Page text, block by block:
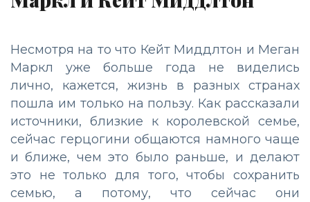
Несмотря на то что Кейт Миддлтон и Меган
Маркл уже больше года не виделись
лично, кажется, жизнь в разных странах
пошла им только на пользу. Как рассказали
источники, близкие к королевской семье,
сейчас герцогини общаются намного чаще
и ближе, чем это было раньше, и делают
это не только для того, чтобы сохранить
семью, а потому, что сейчас они